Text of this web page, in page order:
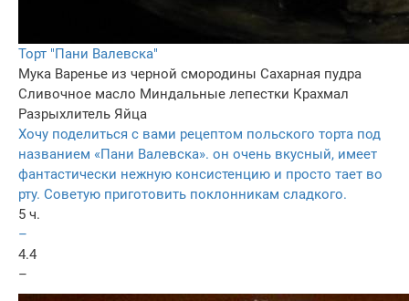
Торт "Пани Валевска"
Мука Варенье из черной смородины Сахарная пудра
Сливочное масло Миндальные лепестки Крахмал
Разрыхлитель Яйца
Хочу поделиться с вами рецептом польского торта под
названием «Пани Валевска». он очень вкусный, имеет
фантастически нежную консистенцию и просто тает во
рту. Советую приготовить поклонникам сладкого.
5 ч.
–
4.4
–